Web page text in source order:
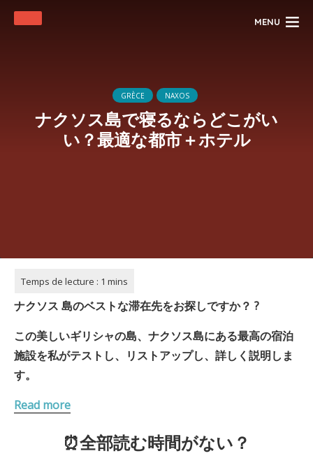
MENU
GRÈCE NAXOS
ナクソス島で寝るならどこがい
い？最適な都市＋ホテル
ナクソス 島のベストな滞在先をお探しですか？ ?
この美しいギリシャの島、ナクソス島にある最高の宿泊
施設を私がテストし、リストアップし、詳しく説明しま
す。
Read more
⏰全部読む時間がない？